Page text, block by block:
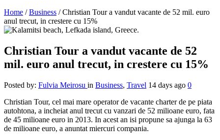
Home /Business /Christian Tour a vandut vacante de 52 mil. euro
anul trecut, in crestere cu 15%
Christian Tour a vandut vacante de 52
mil. euro anul trecut, in crestere cu 15%
Posted by: Fulvia Meirosu in Business, Travel 14 days ago 0
Christian Tour, cel mai mare operator de vacante charter de pe piata
autohtona, a incheiat anul trecut cu vanzari de 52 milioane euro, fata
de 45 milioane euro in 2013. In acest an isi propune sa ajunga la 63
de milioane euro, a anuntat miercuri compania.